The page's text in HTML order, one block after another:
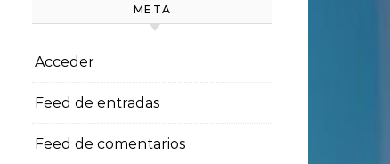
META
Acceder
Feed de entradas
Feed de comentarios